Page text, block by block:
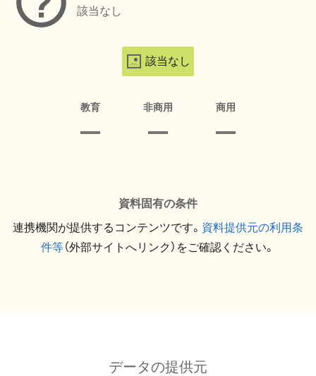
該当なし
該当なし
教育 非商用 商用
資料固有の条件
連携機関が提供するコンテンツです。 資料提供元の利用条
件等（外部サイトへリンク）をご確認ください。
データの提供元